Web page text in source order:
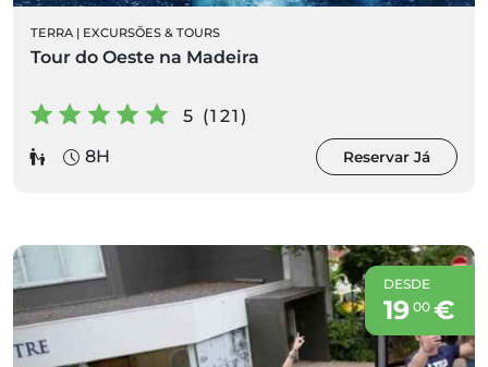
TERRA | EXCURSÕES & TOURS
Tour do Oeste na Madeira
5 (121)
8H
Reservar Já
DESDE
19 00€